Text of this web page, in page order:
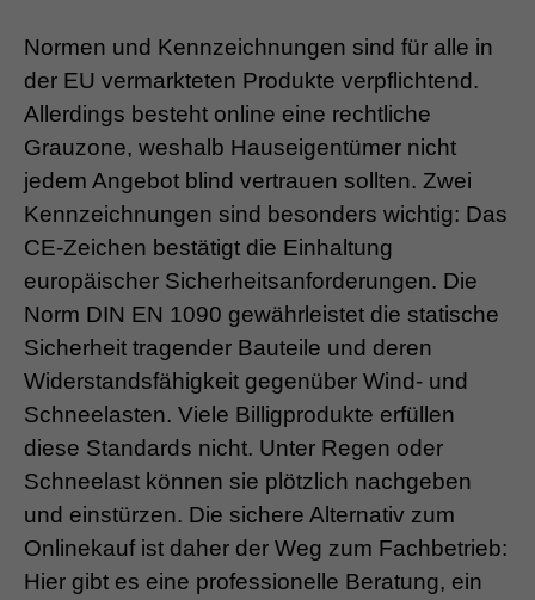
Normen und Kennzeichnungen sind für alle in
der EU vermarkteten Produkte verpflichtend.
Allerdings besteht online eine rechtliche
Grauzone, weshalb Hauseigentümer nicht
jedem Angebot blind vertrauen sollten. Zwei
Kennzeichnungen sind besonders wichtig: Das
CE-Zeichen bestätigt die Einhaltung
europäischer Sicherheitsanforderungen. Die
Norm DIN EN 1090 gewährleistet die statische
Sicherheit tragender Bauteile und deren
Widerstandsfähigkeit gegenüber Wind- und
Schneelasten. Viele Billigprodukte erfüllen
diese Standards nicht. Unter Regen oder
Schneelast können sie plötzlich nachgeben
und einstürzen. Die sichere Alternativ zum
Onlinekauf ist daher der Weg zum Fachbetrieb:
Hier gibt es eine professionelle Beratung, ein